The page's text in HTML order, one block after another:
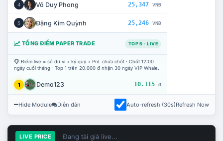
4 Võ Duy Phong 25,347 VNĐ
5 Đặng Kim Quỳnh 25,246 VNĐ
TỔNG ĐIỂM PAPER TRADE TOP 5 · LIVE
Điểm live = số dư ví + ký quỹ + PnL chưa chốt · Chốt 12:00
ngày cuối tháng · Top 1 trên 20.000 đ nhận 30 ngày VIP Whale.
1 Demo123 10.115 đ
Hide Module Diễn đàn Auto-refresh (30s)Refresh Now
LIVE PRICE Đang tải giá live...